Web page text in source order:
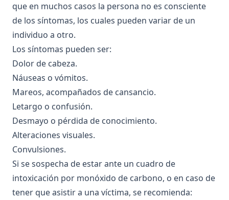
que en muchos casos la persona no es consciente
de los síntomas, los cuales pueden variar de un
individuo a otro.
Los síntomas pueden ser:
Dolor de cabeza.
Náuseas o vómitos.
Mareos, acompañados de cansancio.
Letargo o confusión.
Desmayo o pérdida de conocimiento.
Alteraciones visuales.
Convulsiones.
Si se sospecha de estar ante un cuadro de
intoxicación por monóxido de carbono, o en caso de
tener que asistir a una víctima, se recomienda: